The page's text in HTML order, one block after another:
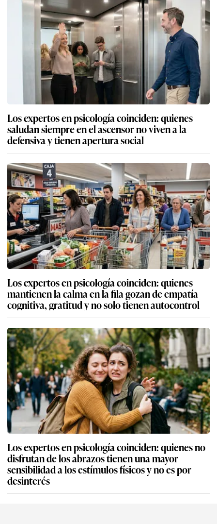
Los expertos en psicología coinciden: quienes
saludan siempre en el ascensor no viven a la
defensiva y tienen apertura social
Los expertos en psicología coinciden: quienes
mantienen la calma en la fila gozan de empatía
cognitiva, gratitud y no solo tienen autocontrol
Los expertos en psicología coinciden: quienes no
disfrutan de los abrazos tienen una mayor
sensibilidad a los estímulos físicos y no es por
desinterés